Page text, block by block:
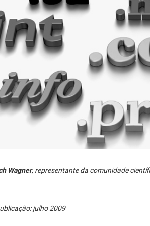
Wagner, representante da comunidade
julho 2009